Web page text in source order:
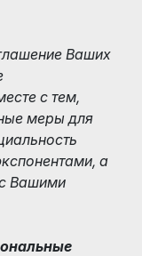
Ваших
с тем,
меры для
а
Вашими